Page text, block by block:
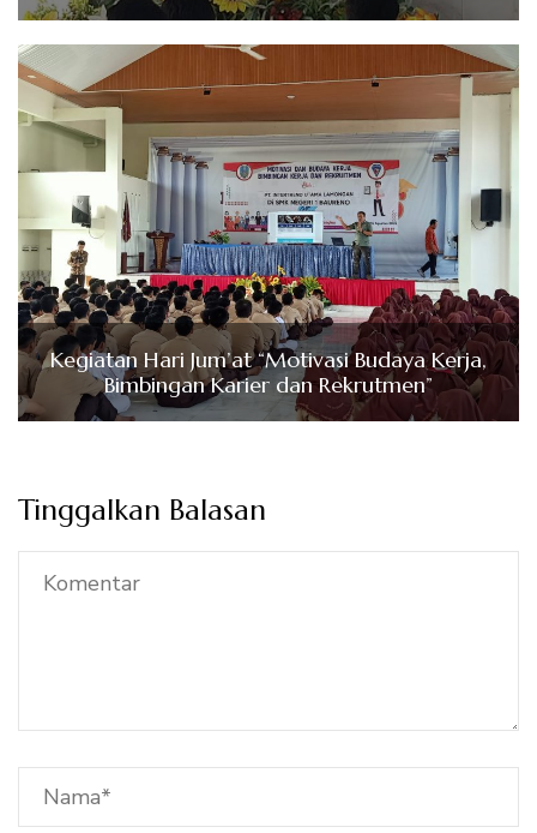
Kegiatan Hari Jum’at “Motivasi Budaya Kerja,
Bimbingan Karier dan Rekrutmen”
Tinggalkan Balasan